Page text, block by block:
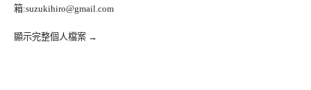
箱:suzukihiro@gmail.com
顯示完整個人檔案 →